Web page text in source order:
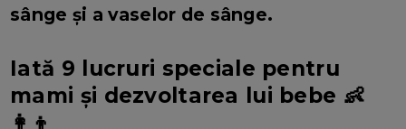
sânge și a vaselor de sânge.
Iată 9 lucruri speciale pentru
mami și dezvoltarea lui bebe 👶
👩‍👦